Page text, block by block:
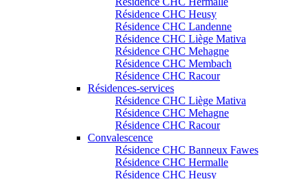
Résidence CHC Heusy
Résidence CHC Landenne
Résidence CHC Liège Mativa
Résidence CHC Mehagne
Résidence CHC Membach
Résidence CHC Racour
Résidences-services
Résidence CHC Liège Mativa
Résidence CHC Mehagne
Résidence CHC Racour
Convalescence
Résidence CHC Banneux Fawes
Résidence CHC Hermalle
Résidence CHC Heusy